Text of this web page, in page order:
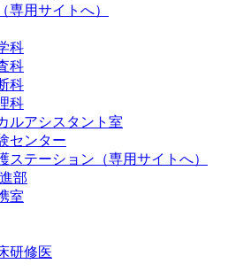
専用サイトへ）
科
科
科
科
ルアシスタント室
センター
ステーション（専用サイトへ）
部
室
研修医